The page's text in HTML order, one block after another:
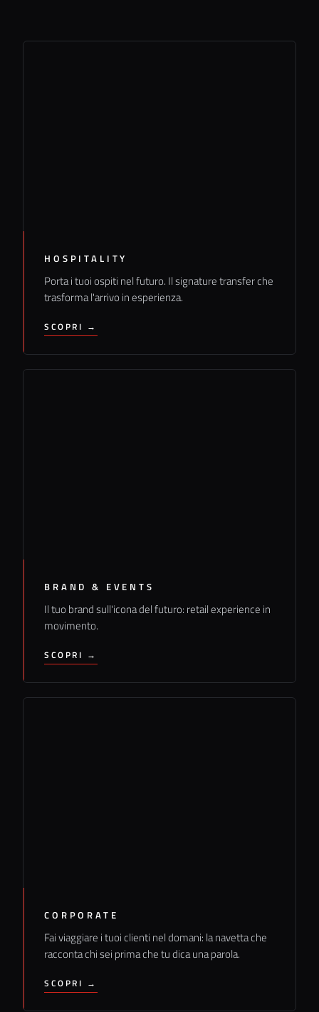
HOSPITALITY
Porta i tuoi ospiti nel futuro. Il signature transfer che
trasforma l'arrivo in esperienza.
SCOPRI →
BRAND & EVENTS
Il tuo brand sull'icona del futuro: retail experience in
movimento.
SCOPRI →
CORPORATE
Fai viaggiare i tuoi clienti nel domani: la navetta che
racconta chi sei prima che tu dica una parola.
SCOPRI →